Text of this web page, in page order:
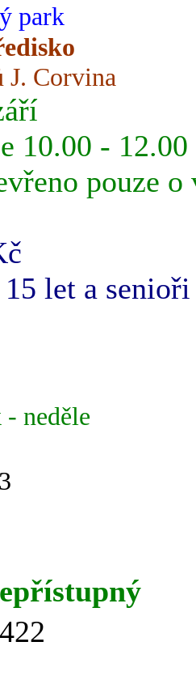
park
J. Corvina
10.00 -
pouze o
let a
neděle